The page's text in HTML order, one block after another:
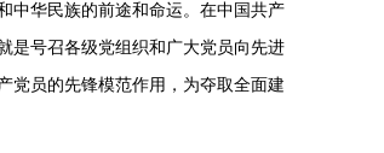
中华民族的前途和命运。在中国共产
是号召各级党组织和广大党员向先进
党员的先锋模范作用，为夺取全面建